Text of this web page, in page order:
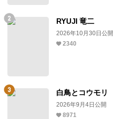
RYUJI 竜二
2026年10月30日公開
2340
白鳥とコウモリ
2026年9月4日公開
8971